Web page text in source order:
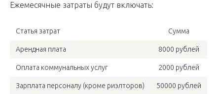
Ежемесячные затраты будут включать:
Статья затрат Сумма
Арендная плата 8000 рублей
Оплата коммунальных услуг 2000 рублей
Зарплата персоналу (кроме риэлторов) 50000 рублей